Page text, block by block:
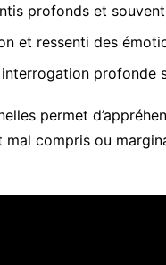
profonds et
et ressenti des
interrogation profonde
permet
compris ou